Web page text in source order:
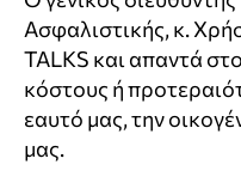
Ασφαλιστικής, κ.
TALKS και απαντά
κόστους ή
εαυτό μας, την
μας.